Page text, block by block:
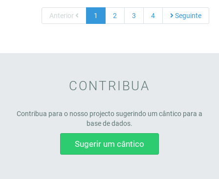
Anterior 1 2 3 4 Seguinte
CONTRIBUA
Contribua para o nosso projecto sugerindo um cântico para a
base de dados.
Sugerir um cântico